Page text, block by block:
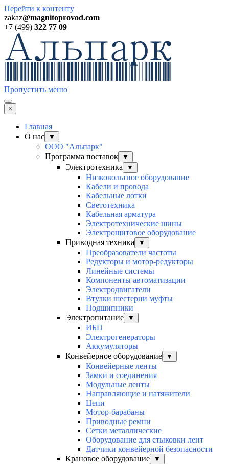
Перейти к контенту
zakaz@magnitoprovod.com
+7 (499) 322 77 09
Пропустить меню
×
Главная
О нас
▼
ООО "Альпарк"
Программа поставок
▼
Электротехника ▼
Низковольтное оборудование
Кабели и провода
Кабельные лотки
Светотехника
Кабельная арматура
Электротехнические шины
Электрощитовое оборудование
Приводная техника
▼
Преобразователи частоты
Редукторы и мотор-редукторы
Линейные системы
Компоненты автоматизации
Электродвигатели
Втулки шестерни муфты
Подшипники
Электропитание
▼
ИБП
Электрогенераторы
Аккумуляторы
Конвейерное оборудование
▼
Конвейерные ленты
Замки и соединения
Модульные ленты
Направляющие и натяжители
Цепи
Мотор-барабаны
Приводные ремни
Сетки металлические
Оборудование для стыковки лент
Датчики конвейерной безопасности
Крановое оборудование
▼